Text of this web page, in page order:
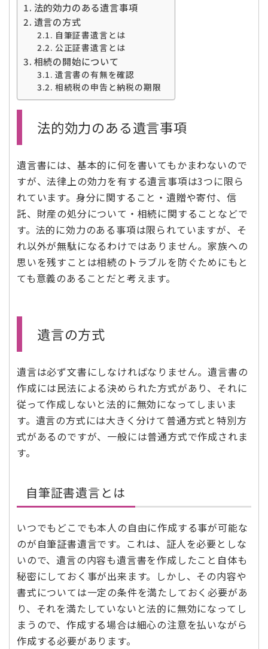
法的効力のある遺言事項
遺言の方式
自筆証書遺言とは
公正証書遺言とは
相続の開始について
遺言書の有無を確認
相続税の申告と納税の期限
法的効力のある遺言事項
遺言書には、基本的に何を書いてもかまわないので
すが、法律上の効力を有する遺言事項は3つに限ら
れています。身分に関すること・遺贈や寄付、信
託、財産の処分について・相続に関することなどで
す。法的に効力のある事項は限られていますが、そ
れ以外が無駄になるわけではありません。家族への
思いを残すことは相続のトラブルを防ぐためにもと
ても意義のあることだと考えます。
遺言の方式
遺言は必ず文書にしなければなりません。遺言書の
作成には民法による決められた方式があり、それに
従って作成しないと法的に無効になってしまいま
す。遺言の方式には大きく分けて普通方式と特別方
式があるのですが、一般には普通方式で作成されま
す。
自筆証書遺言とは
いつでもどこでも本人の自由に作成する事が可能な
のが自筆証書遺言です。これは、証人を必要としな
いので、遺言の内容も遺言書を作成したこと自体も
秘密にしておく事が出来ます。しかし、その内容や
書式については一定の条件を満たしておく必要があ
り、それを満たしていないと法的に無効になってし
まうので、作成する場合は細心の注意を払いながら
作成する必要があります。